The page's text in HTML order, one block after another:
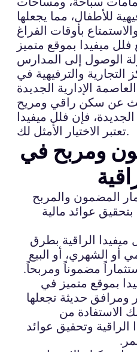
للأطفال، مما يجعلها
فلل ميفيدا بموقع متميز
الوصول إلى المدارس
والترفيهية في
عن سكن راقي ومريح
فإن فلل ميفيدا
تعتبر الاختيار الأمثل لك.
ومربح في
المضمون والمربح
عوائد مالية
ميفيدا الراقية بطرق
أو الشهري، أو البيع
مضموناً ومربحاً.
بموقع متميز في
حديثة تجعلها
الاستفادة من
الراقية وتحقيق عوائد